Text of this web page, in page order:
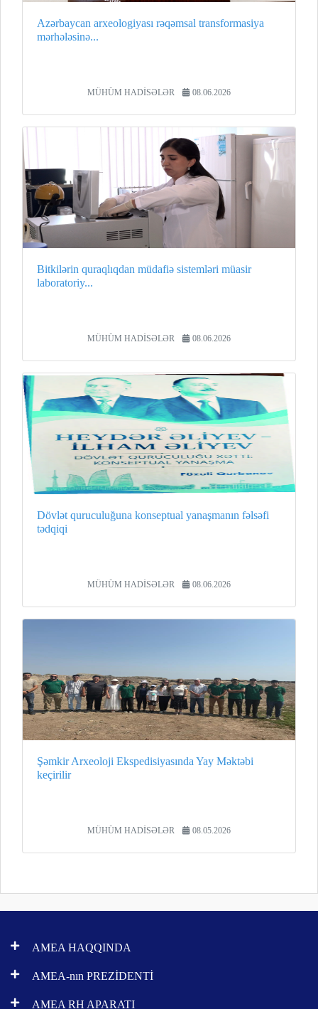
Azərbaycan arxeologiyası rəqəmsal transformasiya
mərhələsinə...
MÜHÜM HADİSƏLƏR 08.06.2026
Bitkilərin quraqlıqdan müdafiə sistemləri müasir
laboratoriy...
MÜHÜM HADİSƏLƏR 08.06.2026
Dövlət quruculuğuna konseptual yanaşmanın fəlsəfi
tədqiqi
MÜHÜM HADİSƏLƏR 08.06.2026
Şəmkir Arxeoloji Ekspedisiyasında Yay Məktəbi
keçirilir
MÜHÜM HADİSƏLƏR 08.05.2026
AMEA HAQQINDA
AMEA-nın PREZİDENTİ
AMEA RH APARATI